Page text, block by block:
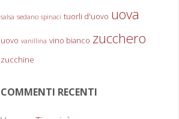
salsa sedano spinaci tuorli d'uovo uova
uovo vanillina vino bianco zucchero
zucchine
COMMENTI RECENTI